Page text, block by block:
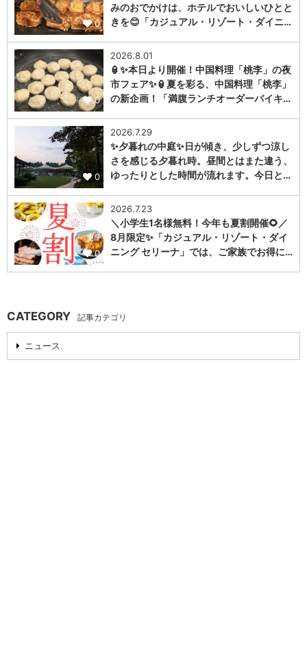
0
みのおでかけは、ホテルでおいしいひとと
きを😊「カジュアル・リゾート・ダイニ…
0
2026.8.01
🏮✨本日より開催！中国料理「桃李」の夜
市フェア✨🏮夏を彩る、中国料理「桃李」
の新企画！「満腹ランチオーダーバイキ…
0
2026.7.29
✨夕暮れの中庭✨日が傾き、少しずつ涼し
さを感じる夕暮れ時。昼間とはまた違う、
ゆったりとした時間が流れます。今日と…
0
2026.7.23
＼小学生1名様無料！今年も夏割開催🌻／
8月限定✨「カジュアル・リゾート・ダイ
ニング セリーナ」では、ご家族でお得に…
CATEGORY 記事カテゴリ
ニュース